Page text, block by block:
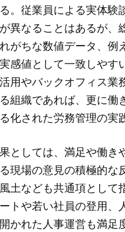
。従業員による実体
異なることはあるが、
がちな数値データ、
感値として一致しやす
用やバックオフィス
組織であれば、更に働
化された労務管理の実
としては、満足や働き
現場の意見の積極的
土なども共通項として
トや若い社員の登用
かれた人事運営も満足